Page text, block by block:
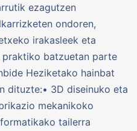
ezagutzen
ondoren,
irakasleek eta
batzuetan parte
Heziketako hainbat
dituzte:• 3D diseinuko eta
mekanikoko
tailerra